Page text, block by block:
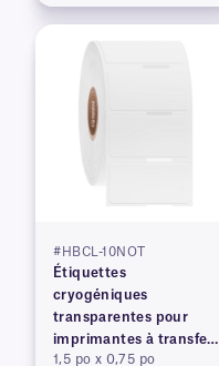
#HBCL-10NOT
Étiquettes
cryogéniques
transparentes pour
imprimantes à transfert
thermique
1,5 po x 0,75 po